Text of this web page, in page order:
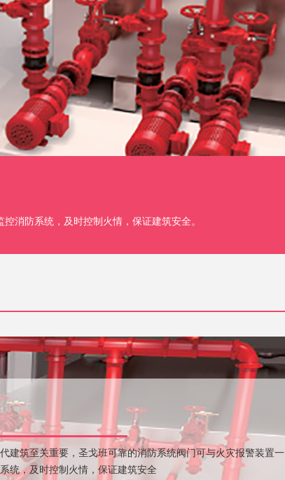
消防系统，及时控制火情，保证建筑安全。
建筑至关重要，圣戈班可靠的消防系统阀门可与火灾报警装置一
统，及时控制火情，保证建筑安全